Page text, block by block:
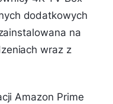
dodatkowych
na
wraz z
Amazon Prime